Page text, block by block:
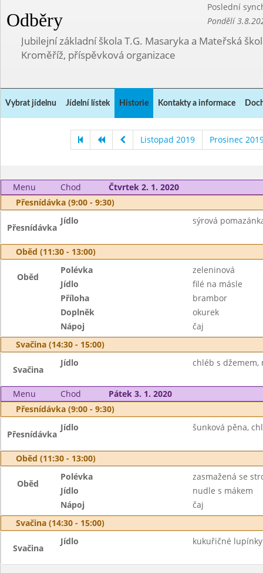
Odběry
Poslední
Pondělí
Jubilejní základní škola T.G. Masaryka a Mateřská
Kroměříž, příspěvková organizace
Vybrat jídelnu Jídelní lístek Historie Kontakty a informace
Listopad 2019 Prosinec
Menu Chod
Čtvrtek 2. 1. 2020
Přesnídávka (9:00 - 9:30)
Přesnídávka
Jídlo sýrová
Oběd (11:30 - 13:00)
Oběd
Polévka
zeleninová
Jídlo
filé na másle
Příloha
brambor
Doplněk
okurek
Nápoj
čaj
Svačina (14:30 - 15:00)
Svačina
Jídlo chléb s džemem,
Menu Chod
Pátek 3. 1. 2020
Přesnídávka (9:00 - 9:30)
Přesnídávka
Jídlo šunková pěna,
Oběd (11:30 - 13:00)
Oběd
Polévka
zasmažená se
Jídlo
nudle s mákem
Nápoj
čaj
Svačina (14:30 - 15:00)
Svačina
Jídlo kukuřičné